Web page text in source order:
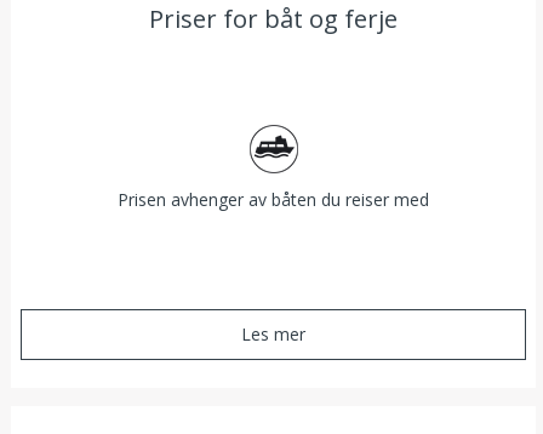
Priser for båt og ferje
Båt
Prisen avhenger av båten du reiser med
Les mer